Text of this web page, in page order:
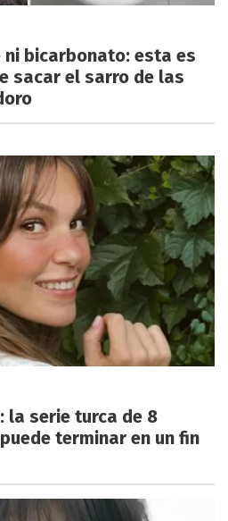
ni bicarbonato: esta es
sacar el sarro de las
la serie turca de 8
terminar en un fin